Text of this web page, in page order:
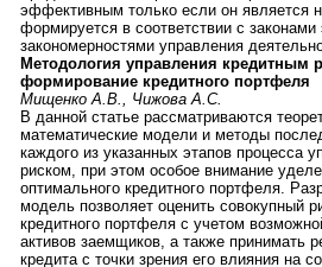
эффективным только если он является
формируется в соответствии с законами
закономерностями управления
Методология управления кредитным
формирование кредитного портфеля
Мищенко А.В., Чижова А.С.
В данной статье рассматриваются
математические модели и методы
каждого из указанных этапов процесса
риском, при этом особое внимание
оптимального кредитного портфеля.
модель позволяет оценить совокупный
кредитного портфеля с учетом
активов заемщиков, а также принимать
кредита с точки зрения его влияния на